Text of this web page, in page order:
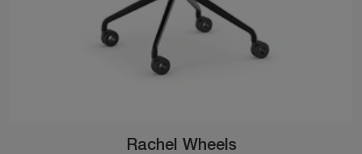
Rachel Wheels